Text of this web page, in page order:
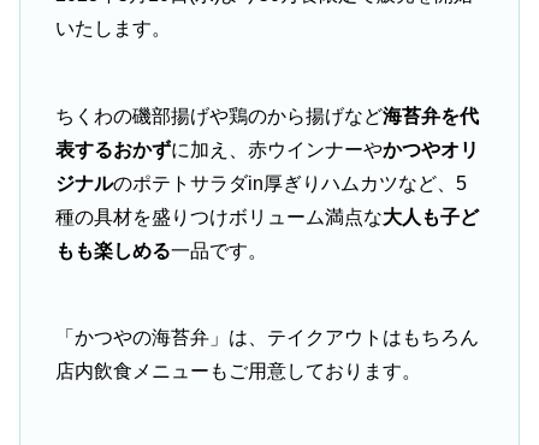
いたします。
ちくわの磯部揚げや鶏のから揚げなど海苔弁を代
表するおかずに加え、赤ウインナーやかつやオリ
ジナルのポテトサラダin厚ぎりハムカツなど、5
種の具材を盛りつけボリューム満点な大人も子ど
もも楽しめる一品です。
「かつやの海苔弁」は、テイクアウトはもちろん
店内飲食メニューもご用意しております。